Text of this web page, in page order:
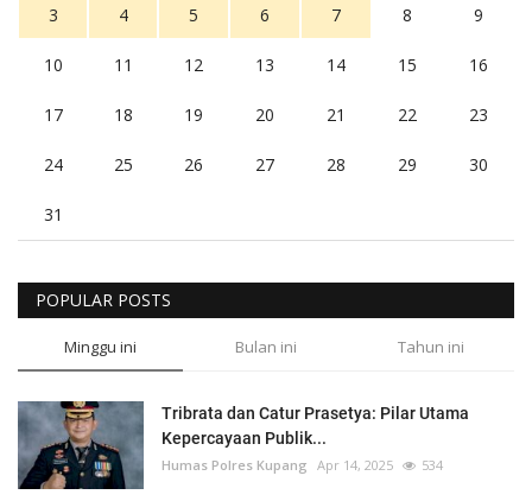
3 4 5 6 7 8 9
10 11 12 13 14 15 16
17 18 19 20 21 22 23
24 25 26 27 28 29 30
31
POPULAR POSTS
Minggu ini Bulan ini Tahun ini
Tribrata dan Catur Prasetya: Pilar Utama
Kepercayaan Publik...
Humas Polres Kupang Apr 14, 2025 534